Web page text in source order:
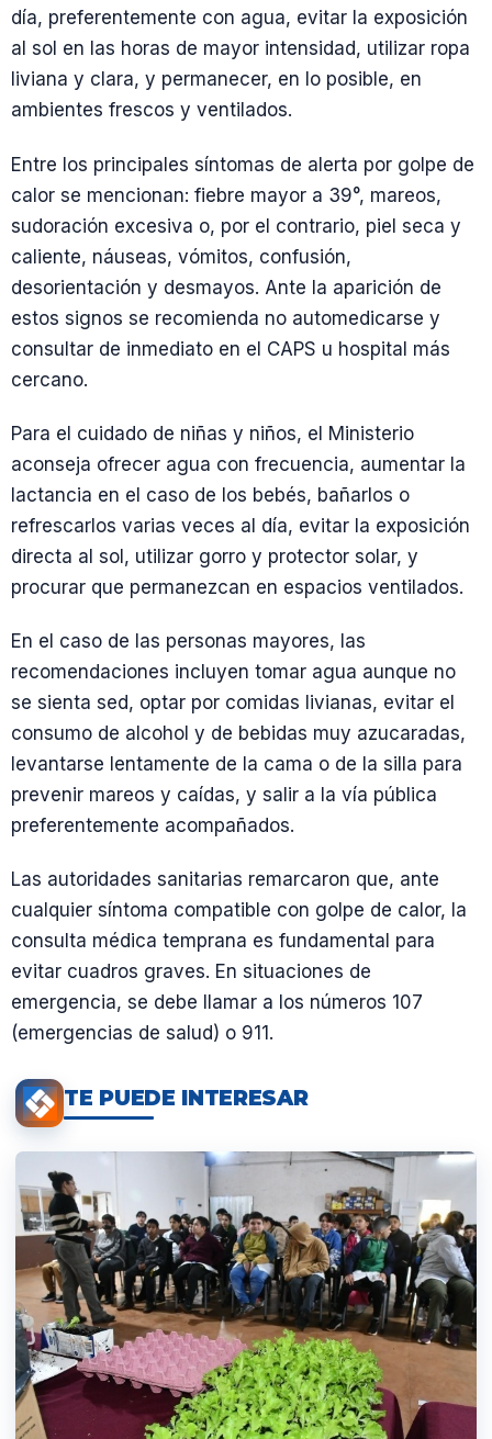
día, preferentemente con agua, evitar la exposición
al sol en las horas de mayor intensidad, utilizar ropa
liviana y clara, y permanecer, en lo posible, en
ambientes frescos y ventilados.
Entre los principales síntomas de alerta por golpe de
calor se mencionan: fiebre mayor a 39°, mareos,
sudoración excesiva o, por el contrario, piel seca y
caliente, náuseas, vómitos, confusión,
desorientación y desmayos. Ante la aparición de
estos signos se recomienda no automedicarse y
consultar de inmediato en el CAPS u hospital más
cercano.
Para el cuidado de niñas y niños, el Ministerio
aconseja ofrecer agua con frecuencia, aumentar la
lactancia en el caso de los bebés, bañarlos o
refrescarlos varias veces al día, evitar la exposición
directa al sol, utilizar gorro y protector solar, y
procurar que permanezcan en espacios ventilados.
En el caso de las personas mayores, las
recomendaciones incluyen tomar agua aunque no
se sienta sed, optar por comidas livianas, evitar el
consumo de alcohol y de bebidas muy azucaradas,
levantarse lentamente de la cama o de la silla para
prevenir mareos y caídas, y salir a la vía pública
preferentemente acompañados.
Las autoridades sanitarias remarcaron que, ante
cualquier síntoma compatible con golpe de calor, la
consulta médica temprana es fundamental para
evitar cuadros graves. En situaciones de
emergencia, se debe llamar a los números 107
(emergencias de salud) o 911.
TE PUEDE INTERESAR